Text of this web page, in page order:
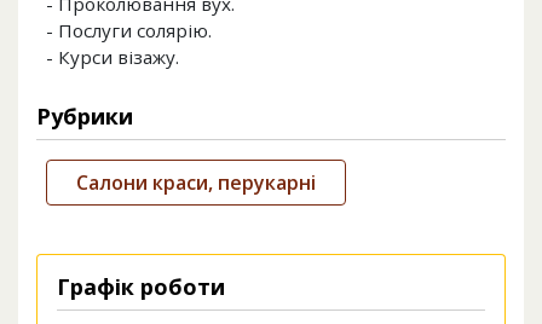
- Послуги солярію.
- Курси візажу.
Рубрики
Салони краси, перукарні
Графік роботи